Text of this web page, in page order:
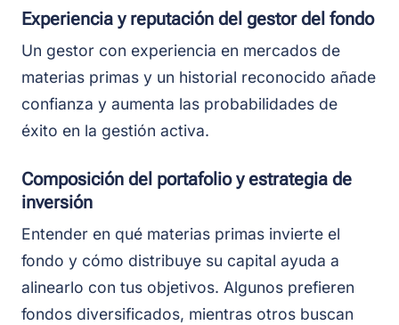
Experiencia y reputación del gestor del fondo
Un gestor con experiencia en mercados de
materias primas y un historial reconocido añade
confianza y aumenta las probabilidades de
éxito en la gestión activa.
Composición del portafolio y estrategia de
inversión
Entender en qué materias primas invierte el
fondo y cómo distribuye su capital ayuda a
alinearlo con tus objetivos. Algunos prefieren
fondos diversificados, mientras otros buscan